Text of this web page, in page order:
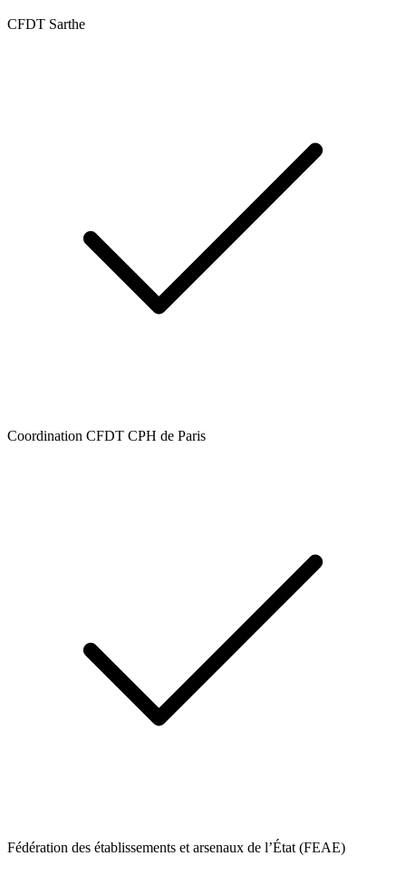
CFDT Sarthe
Coordination CFDT CPH de Paris
Fédération des établissements et arsenaux de l’État (FEAE)